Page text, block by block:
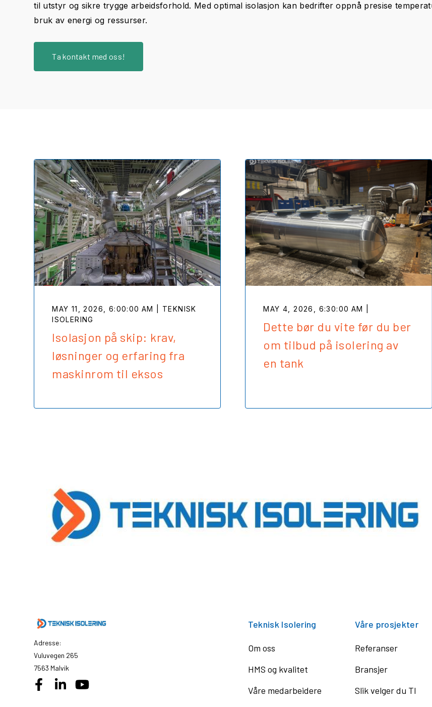
til utstyr og sikre trygge arbeidsforhold. Med optimal isolasjon kan bedrifter oppnå presise
bruk av energi og ressurser.
Ta kontakt med oss!
MAY 11, 2026, 6:00:00 AM | TEKNISK
ISOLERING
Isolasjon på skip: krav,
løsninger og erfaring fra
maskinrom til eksos
MAY 4, 2026, 6:30:00 AM |
Dette bør du vite før du ber
om tilbud på isolering av
en tank
Adresse:
Vuluvegen 265
7563 Malvik
Teknisk Isolering
Om oss
HMS og kvalitet
Våre medarbeidere
Våre prosjekter
Referanser
Bransjer
Slik velger du TI